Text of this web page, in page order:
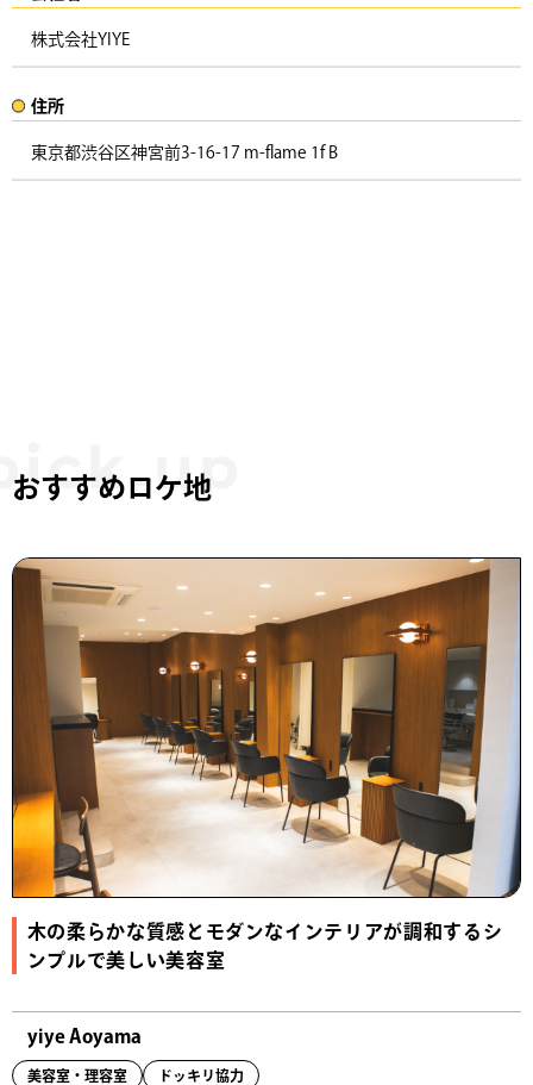
株式会社YIYE
住所​​
東京都渋谷区神宮前3-16-17 m-flame 1f B ​
おすすめロケ地
木の柔らかな質感とモダンなインテリアが調和するシ
ンプルで美しい美容室
yiye Aoyama
美容室・理容室 ドッキリ協力